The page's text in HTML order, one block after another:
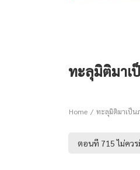
ทะลุมิติมาเ
Home ทะลุมิติมาเป็น